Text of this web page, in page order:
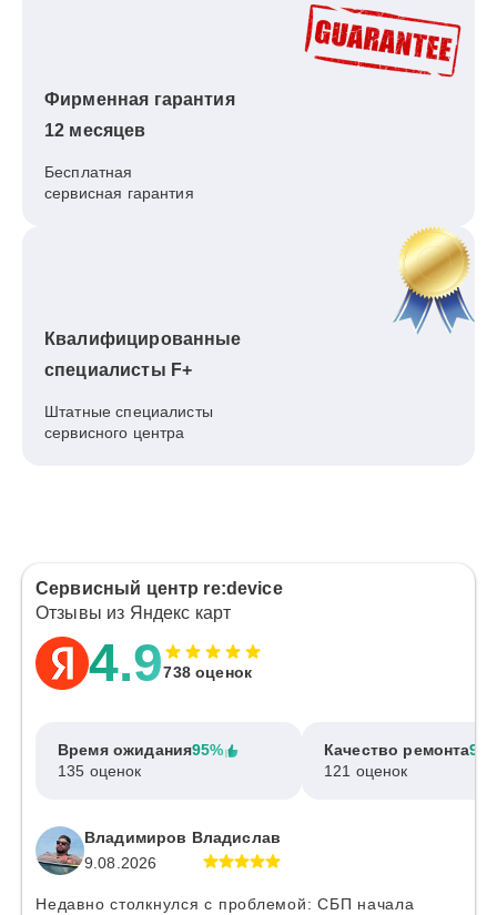
Фирменная гарантия
12 месяцев
Бесплатная
сервисная гарантия
Квалифицированные
специалисты F+
Штатные специалисты
сервисного центра
Сервисный центр re:device
Отзывы из Яндекс карт
4.9738 оценок
Время ожидания95%
135 оценок
Качество ремонта
121 оценок
Владимиров Владислав
9.08.2026
Недавно столкнулся с проблемой: СБП начала